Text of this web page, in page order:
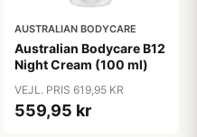
AUSTRALIAN BODYCARE
Australian Bodycare B12
Night Cream (100 ml)
VEJL. PRIS 619,95 KR
559,95 kr